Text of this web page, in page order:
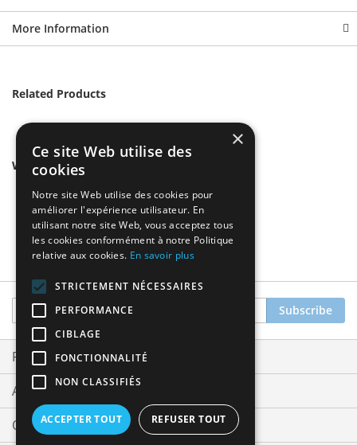
More Information
Related Products
We found other products you might like!
Sign
Up
for
Our
Newsletter:
Subscribe
Privacy and Cookie Policy
Advanced Search
Orders and Returns
×
Ce site Web utilise des
cookies
Notre site Web utilise des cookies pour
améliorer l'expérience utilisateur. En
utilisant notre site Web, vous acceptez tous
les cookies conformément à notre Politique
relative aux cookies. En savoir plus
STRICTEMENT NÉCESSAIRES
PERFORMANCE
CIBLAGE
FONCTIONNALITÉ
NON CLASSIFIÉS
ACCEPTER TOUT REFUSER TOUT